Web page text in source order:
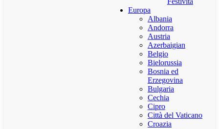
Europa
Albania
Andorra
Austria
Azerbaigian
Belgio
Bielorussia
Bosnia ed
Erzegovina
Bulgaria
Cechia
Cipro
Città del Vaticano
Croazia